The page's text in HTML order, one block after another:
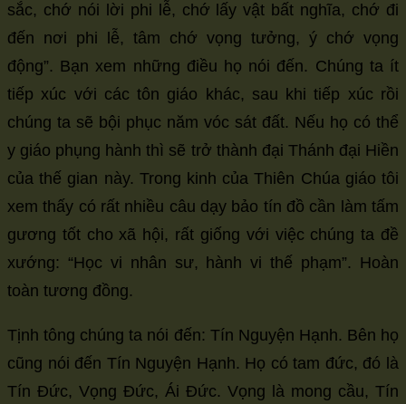
sắc, chớ nói lời phi lễ, chớ lấy vật bất nghĩa, chớ đi
đến nơi phi lễ, tâm chớ vọng tưởng, ý chớ vọng
động”. Bạn xem những điều họ nói đến. Chúng ta ít
tiếp xúc với các tôn giáo khác, sau khi tiếp xúc rồi
chúng ta sẽ bội phục năm vóc sát đất. Nếu họ có thể
y giáo phụng hành thì sẽ trở thành đại Thánh đại Hiền
của thế gian này. Trong kinh của Thiên Chúa giáo tôi
xem thấy có rất nhiều câu dạy bảo tín đồ cần làm tấm
gương tốt cho xã hội, rất giống với việc chúng ta đề
xướng: “Học vi nhân sư, hành vi thế phạm”. Hoàn
toàn tương đồng.
Tịnh tông chúng ta nói đến: Tín Nguyện Hạnh. Bên họ
cũng nói đến Tín Nguyện Hạnh. Họ có tam đức, đó là
Tín Đức, Vọng Đức, Ái Đức. Vọng là mong cầu, Tín